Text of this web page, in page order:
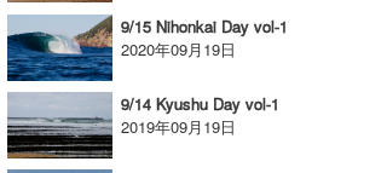
9/15 Nihonkai Day vol-1
2020年09月19日
9/14 Kyushu Day vol-1
2019年09月19日
OYZ
S.K
Soulman